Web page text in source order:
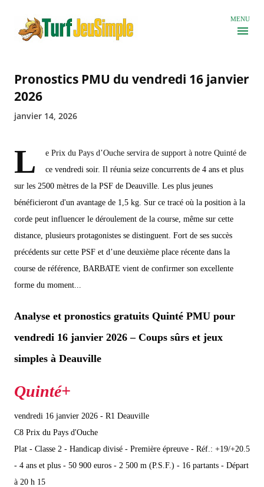
MENU
Pronostics PMU du vendredi 16 janvier
2026
janvier 14, 2026
L
e Prix du Pays d’Ouche servira de support à notre Quinté de
ce vendredi soir. Il réunia seize concurrents de 4 ans et plus
sur les 2500 mètres de la PSF de Deauville. Les plus jeunes
bénéficieront d'un avantage de 1,5 kg. Sur ce tracé où la position à la
corde peut influencer le déroulement de la course, même sur cette
distance, plusieurs protagonistes se distinguent. Fort de ses succès
précédents sur cette PSF et d’une deuxième place récente dans la
course de référence, BARBATE vient de confirmer son excellente
forme du moment...
Analyse et pronostics gratuits Quinté PMU pour
vendredi 16 janvier 2026 – Coups sûrs et jeux
simples à Deauville
vendredi 16 janvier 2026 - R1 Deauville
C8 Prix du Pays d'Ouche
Plat - Classe 2 - Handicap divisé - Première épreuve - Réf.: +19/+20.5
- 4 ans et plus - 50 900 euros - 2 500 m (P.S.F.) - 16 partants - Départ
à 20 h 15